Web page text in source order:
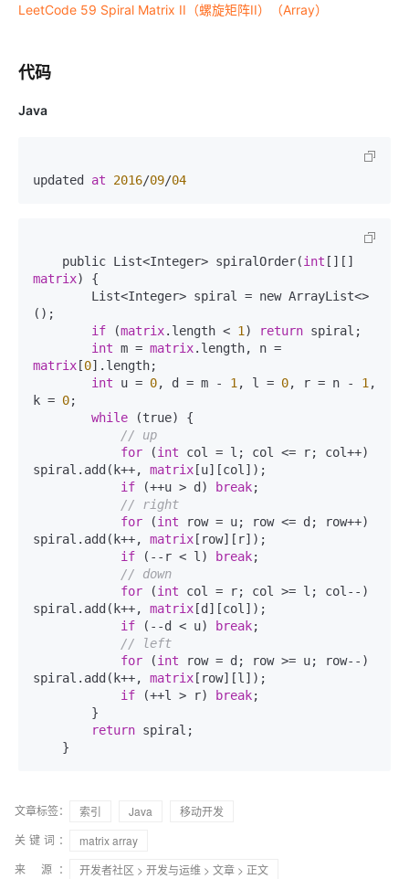
LeetCode 59 Spiral Matrix II（螺旋矩阵II）（Array）
代码
Java
updated at 2016/09/04
    public List<Integer> spiralOrder(
int
matrix) {
();
if (matrix.length < 1 ) return spiral;
int m = matrix
matrix[0].length;
int u = 0, d = m - 1 , l = 0, r = n - 1 ,
k = 0;
while (true) {
// up
for (int col = l; col <= r; col++)
spiral.add(k++, matrix[u][col]);
if (++u > d) break;
// right
for (int row = u; row <= d; row++)
spiral.add(k++, matrix[row][r]);
if (--r < l) break;
// down
for (int col = r; col >= l; col--)
spiral.add(k++, matrix[d][col]);
if (--d < u) break;
// left
for (int row = d; row >= u; row--)
spiral.add(k++, matrix[row][l]);
if (++l > r) break;
return spiral;
    }
文章标签： 索引 Java
移动开发
关键词：
matrix array
来 源：
开发者社区 > 开发与运维 > 文章 > 正文